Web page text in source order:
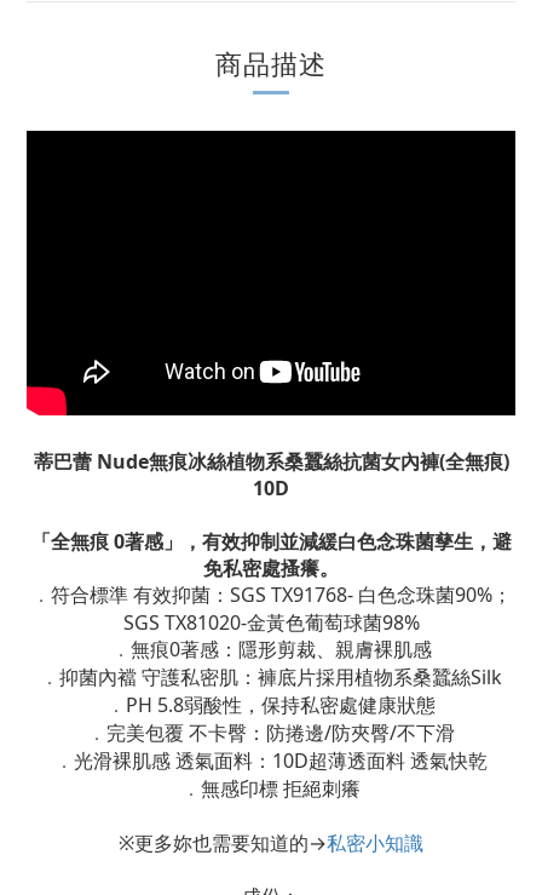
商品描述
蒂巴蕾 Nude無痕冰絲植物系桑蠶絲抗菌女內褲(全無痕)
10D
「全無痕 0著感」，有效抑制並減緩白色念珠菌孳生，避
免私密處搔癢。
． 符合標準 有效抑菌：SGS TX91768- 白色念珠菌90%；
SGS TX81020-金黃色葡萄球菌98%
． 無痕0著感：隱形剪裁、親膚裸肌感
． 抑菌內襠 守護私密肌：褲底片採用植物系桑蠶絲Silk
． PH 5.8弱酸性，保持私密處健康狀態
． 完美包覆 不卡臀：防捲邊/防夾臀/不下滑
． 光滑裸肌感 透氣面料：10D超薄透面料 透氣快乾
． 無感印標 拒絕刺癢
※更多妳也需要知道的→私密小知識